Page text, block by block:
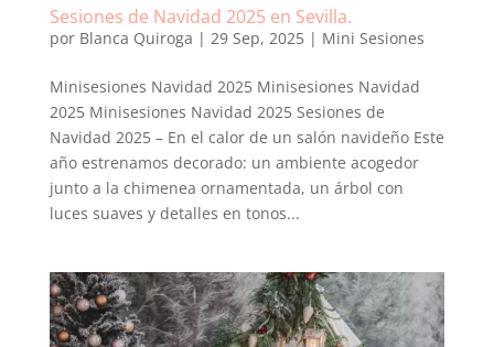
Sesiones de Navidad 2025 en Sevilla.
por Blanca Quiroga | 29 Sep, 2025| Mini Sesiones
Minisesiones Navidad 2025 Minisesiones Navidad
2025 Minisesiones Navidad 2025 Sesiones de
Navidad 2025 – En el calor de un salón navideño Este
año estrenamos decorado: un ambiente acogedor
junto a la chimenea ornamentada, un árbol con
luces suaves y detalles en tonos...